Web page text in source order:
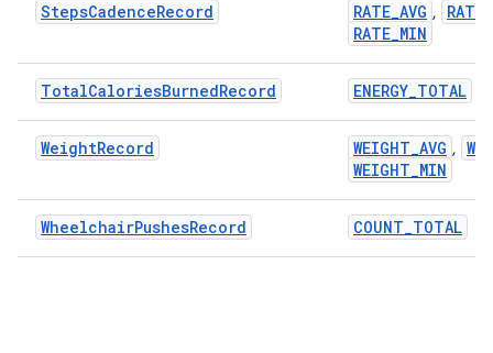
StepsCadenceRecord RATE_AVG ,
RATE_MIN
TotalCaloriesBurnedRecord ENERGY_TOTAL
WeightRecord WEIGHT_AVG ,
WEIGHT_MIN
WheelchairPushesRecord COUNT_TOTAL